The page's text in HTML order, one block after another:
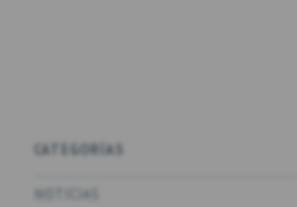
CATEGORÍAS
NOTICIAS